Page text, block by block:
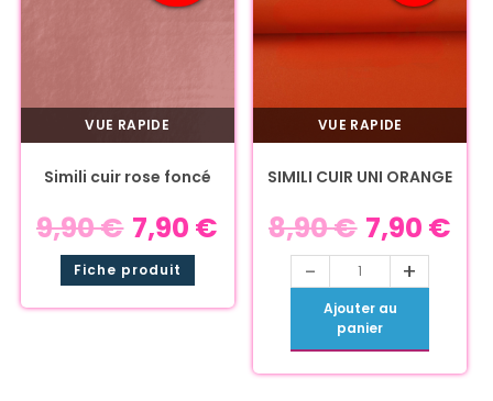
VUE RAPIDE
Simili cuir rose foncé
9,90€ 7,90 €
Fiche produit
VUE RAPIDE
SIMILI CUIR UNI ORANGE
8,90€ 7,90 €
- +
Ajouter au
panier